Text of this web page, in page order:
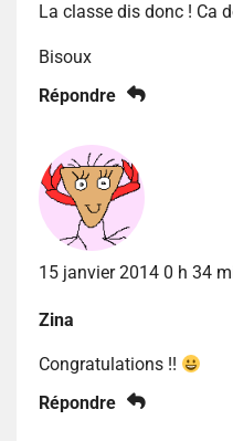
La classe dis donc ! Ca
Bisoux
Répondre
15 janvier 2014 0 h 34
Zina
Congratulations !!
Répondre